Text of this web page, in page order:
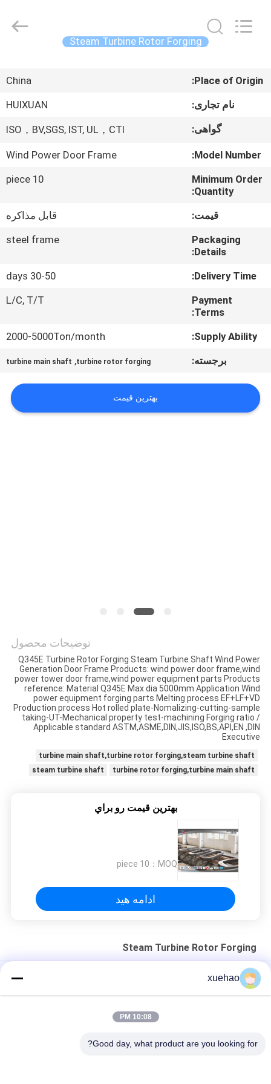
اصلی
محصولات
فیلم
های
تور
کارخانه
کنترل
کیفیت
نقشه
سایت
ENERGY
Steam Turbine Rotor Forging
Place of Origin:
China
نام تجاری:
HUIXUAN
گواهی:
ISO，BV,SGS, IST, UL，CTI
Model Number:
Wind Power Door Frame
Minimum Order
Quantity:
10 piece
قیمت:
قابل مذاکره
Packaging
Details:
steel frame
Delivery Time:
30-50 days
Payment
Terms:
L/C, T/T
Supply Ability:
2000-5000Ton/month
برجسته:
turbine rotor forging
,
turbine main shaft
بهترین قیمت
توضیحات محصول
Q345E Turbine Rotor Forging Steam Turbine Shaft Wind Power
Generation Door Frame Products: wind power door frame,wind
power tower door frame,wind power equipment parts Products
reference: Material Q345E Max dia 5000mm Application Wind
power equipment forging parts Melting process EF+LF+VD
Production process Hot rolled plate-Nomalizing-cutting-sample
taking-UT-Mechanical property test-machining Forging ratio /
Applicable standard ASTM,ASME,DIN,JIS,ISO,BS,API,EN ,DIN
Executive
turbine main shaft,turbine rotor forging,steam turbine shaft
turbine rotor forging,turbine main shaft
steam turbine shaft
بهترين قيمت رو براي
MOQ：
10 piece
ادامه هید
Steam Turbine Rotor Forging
فرآیند جعل استیل تورتور بخار با جارو کردن ، جعل ضد زنگ
Super Steel Steam Turbine Rotor Forging , Mechanical Wind
xuehao
10:08 PM
Good day, what product are you looking for?